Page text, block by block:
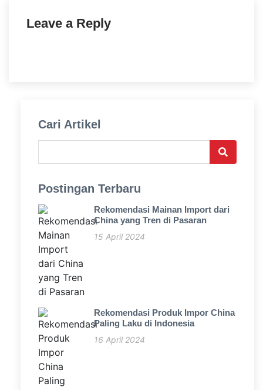
Leave a Reply
Cari Artikel
Postingan Terbaru
Rekomendasi Mainan Import dari
China yang Tren di Pasaran
15 April 2024
Rekomendasi Produk Impor China
Paling Laku di Indonesia
16 April 2024